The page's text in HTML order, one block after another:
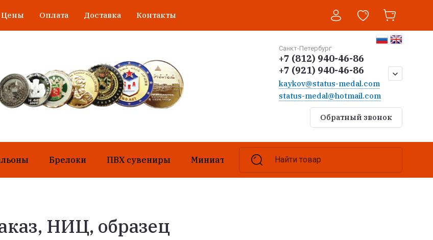
Цены Оплата Доставка Контакты
Санкт-Петербург
+7 (812) 940-46-86
+7 (921) 940-46-86
kaykov@status-medal.com
status-medal@hotmail.com
Обратный звонок
Брелоки ПВХ сувениры Миниатюры Браслеты
Найти товар
НИЦ, образец